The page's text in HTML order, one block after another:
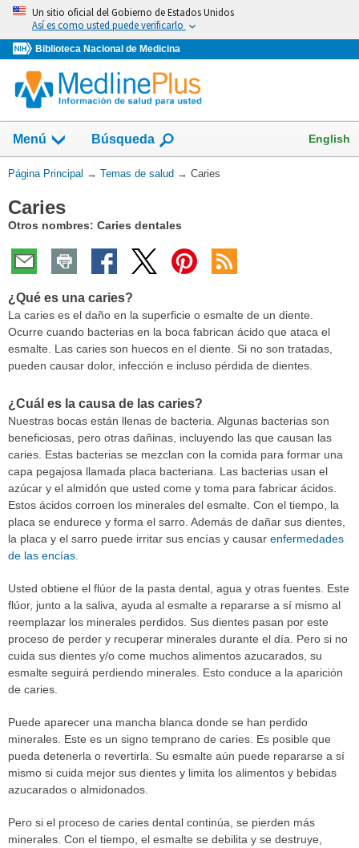
Omita
vaya
al
Contenido
Un sitio oficial del Gobierno de Estados Unidos
Así es como usted puede verificarlo
Biblioteca Nacional de Medicina
Menú
Mostrar
campo
de
Búsqueda English
Usted
aquí:
Página Principal → Temas de salud → Caries
Caries
Otros nombres: Caries dentales
¿Qué es una caries?
La caries es el daño en la superficie o esmalte de un diente.
Ocurre cuando bacterias en la boca fabrican ácido que ataca el
esmalte. Las caries son huecos en el diente. Si no son tratadas,
pueden causar dolor, infección e incluso pérdida de dientes.
¿Cuál es la causa de las caries?
Nuestras bocas están llenas de bacteria. Algunas bacterias son
beneficiosas, pero otras dañinas, incluyendo las que causan las
caries. Estas bacterias se mezclan con la comida para formar una
capa pegajosa llamada placa bacteriana. Las bacterias usan el
azúcar y el almidón que usted come y toma para fabricar ácidos.
Estos ácidos corroen los minerales del esmalte. Con el tiempo, la
placa se endurece y forma el sarro. Además de dañar sus dientes,
la placa y el sarro puede irritar sus encías y causar enfermedades
de las encías
Usted obtiene el flúor de la pasta dental, agua y otras fuentes. Este
flúor, junto a la saliva, ayuda al esmalte a repararse a sí mismo al
reemplazar los minerales perdidos. Sus dientes pasan por este
proceso de perder y recuperar minerales durante el día. Pero si no
cuida sus dientes y/o come muchos alimentos azucarados, su
esmalte seguirá perdiendo minerales. Esto conduce a la aparición
de caries.
Puede aparecer una mancha blanca donde se han perdido
minerales. Este es un signo temprano de caries. Es posible que
pueda detenerla o revertirla. Su esmalte aún puede repararse a sí
mismo si cuida mejor sus dientes y limita los alimentos y bebidas
azucarados o almidonados.
Pero si el proceso de caries dental continúa, se pierden más
minerales. Con el tiempo, el esmalte se debilita y se destruye,